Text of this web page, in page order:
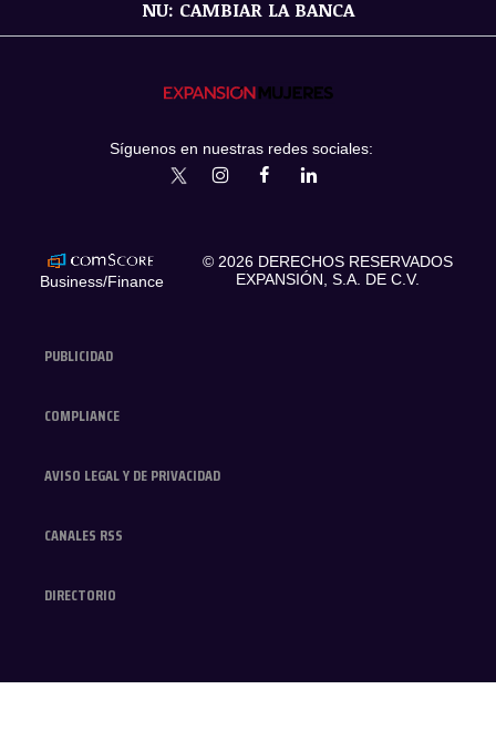
NU: CAMBIAR LA BANCA
PUBLICIDAD
COMPLIANCE
AVISO LEGAL Y DE PRIVACIDAD
CANALES RSS
DIRECTORIO
Síguenos en nuestras redes sociales:
expansionmxExpansionMex
Business/Finance
© 2026 DERECHOS RESERVADOS
EXPANSIÓN, S.A. DE C.V.